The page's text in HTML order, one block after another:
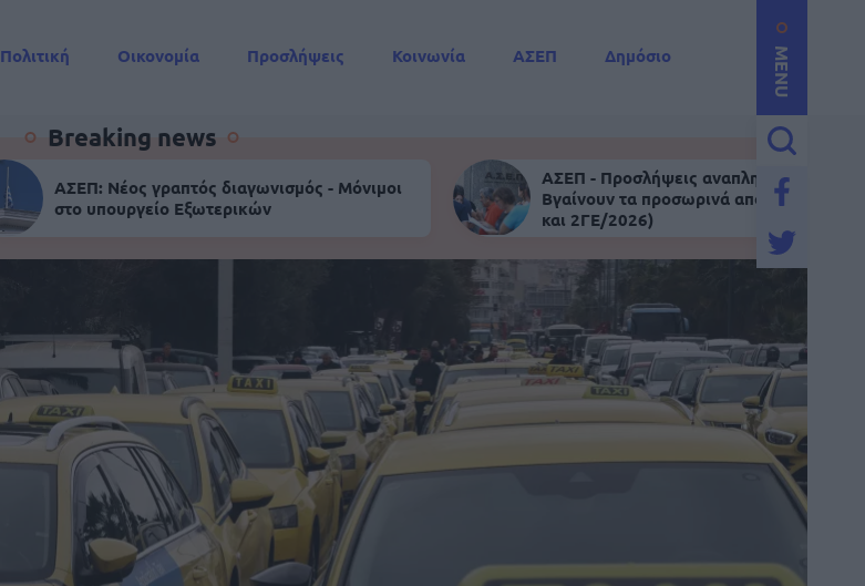
MENU
Πολιτική Οικονομία Προσλήψεις Κοινωνία ΑΣΕΠ
Δημόσιο
Breaking news
ΑΣΕΠ: Νέος γραπτός διαγωνισμός - Μόνιμοι
στο υπουργείο Εξωτερικών
ΑΣΕΠ - Προσλήψεις αναπληρωτών:
Βγαίνουν τα προσωρινά αποτελέσματα
και 2ΓΕ/2026)